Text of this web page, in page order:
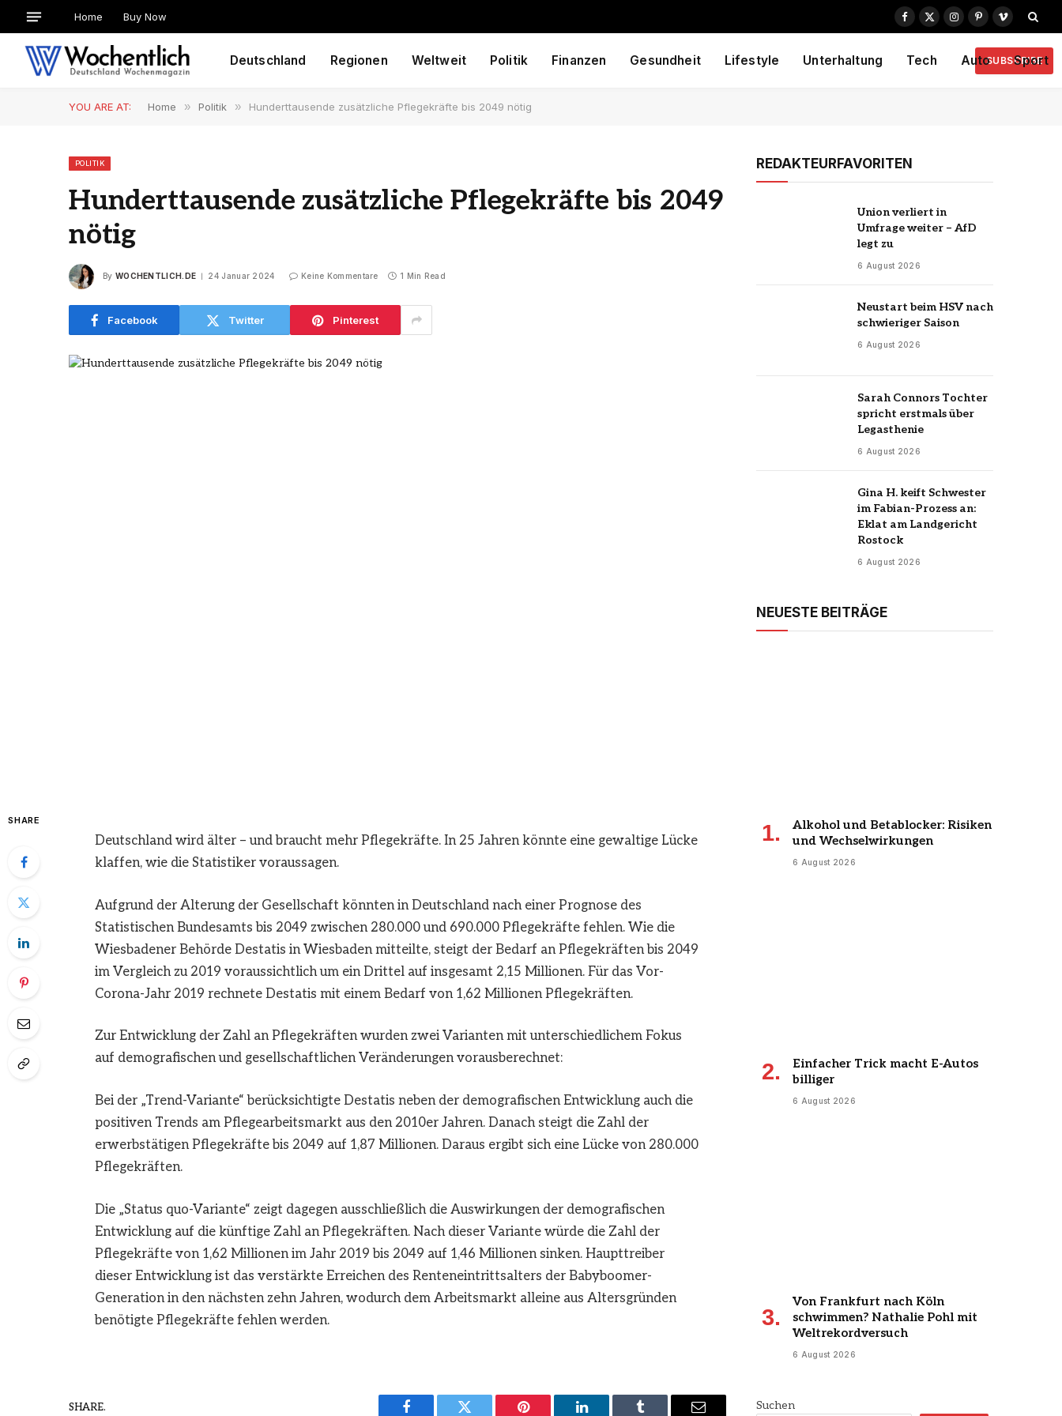
Home Buy Now
Facebook
X
Instagram
PinterestVimeo
Deutschland Regionen Weltweit Politik Finanzen Gesundheit Lifestyle Unterhaltung Tech Auto Sport
SUBSCRIBE
YOU ARE AT: Home » Politik » Hunderttausende zusätzliche Pflegekräfte bis 2049 nötig
POLITIK
Hunderttausende zusätzliche Pflegekräfte bis 2049
nötig
By WOCHENTLICH.DE 24 Januar 2024 Keine Kommentare 1 Min Read
Facebook Twitter Pinterest
SHARE
Deutschland wird älter – und braucht mehr Pflegekräfte. In 25 Jahren könnte eine gewaltige Lücke
klaffen, wie die Statistiker voraussagen.
Aufgrund der Alterung der Gesellschaft könnten in Deutschland nach einer Prognose des
Statistischen Bundesamts bis 2049 zwischen 280.000 und 690.000 Pflegekräfte fehlen. Wie die
Wiesbadener Behörde Destatis in Wiesbaden mitteilte, steigt der Bedarf an Pflegekräften bis 2049
im Vergleich zu 2019 voraussichtlich um ein Drittel auf insgesamt 2,15 Millionen. Für das Vor-
Corona-Jahr 2019 rechnete Destatis mit einem Bedarf von 1,62 Millionen Pflegekräften.
Zur Entwicklung der Zahl an Pflegekräften wurden zwei Varianten mit unterschiedlichem Fokus
auf demografischen und gesellschaftlichen Veränderungen vorausberechnet:
Bei der „Trend-Variante“ berücksichtigte Destatis neben der demografischen Entwicklung auch die
positiven Trends am Pflegearbeitsmarkt aus den 2010er Jahren. Danach steigt die Zahl der
erwerbstätigen Pflegekräfte bis 2049 auf 1,87 Millionen. Daraus ergibt sich eine Lücke von 280.000
Pflegekräften.
Die „Status quo-Variante“ zeigt dagegen ausschließlich die Auswirkungen der demografischen
Entwicklung auf die künftige Zahl an Pflegekräften. Nach dieser Variante würde die Zahl der
Pflegekräfte von 1,62 Millionen im Jahr 2019 bis 2049 auf 1,46 Millionen sinken. Haupttreiber
dieser Entwicklung ist das verstärkte Erreichen des Renteneintrittsalters der Babyboomer-
Generation in den nächsten zehn Jahren, wodurch dem Arbeitsmarkt alleine aus Altersgründen
benötigte Pflegekräfte fehlen werden.
SHARE.
REDAKTEURFAVORITEN
Union verliert in
Umfrage weiter – AfD
legt zu
6 August 2026
Neustart beim HSV nach
schwieriger Saison
6 August 2026
Sarah Connors Tochter
spricht erstmals über
Legasthenie
6 August 2026
Gina H. keift Schwester
im Fabian-Prozess an:
Eklat am Landgericht
Rostock
6 August 2026
NEUESTE BEITRÄGE
Alkohol und Betablocker: Risiken
und Wechselwirkungen
6 August 2026
Einfacher Trick macht E-Autos
billiger
6 August 2026
Von Frankfurt nach Köln
schwimmen? Nathalie Pohl mit
Weltrekordversuch
6 August 2026
Suchen